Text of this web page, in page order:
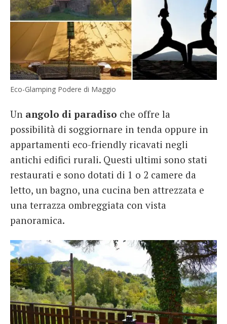
Eco-Glamping Podere di Maggio
Un angolo di paradiso che offre la
possibilità di soggiornare in tenda oppure in
appartamenti eco-friendly ricavati negli
antichi edifici rurali. Questi ultimi sono stati
restaurati e sono dotati di 1 o 2 camere da
letto, un bagno, una cucina ben attrezzata e
una terrazza ombreggiata con vista
panoramica.